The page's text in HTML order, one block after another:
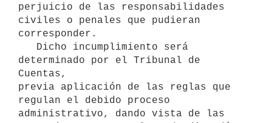
perjuicio de las responsabilidades
civiles o penales que pudieran
corresponder.
determinado por el Tribunal de
Cuentas,
previa aplicación de las reglas que
regulan el debido proceso
administrativo, dando vista de las